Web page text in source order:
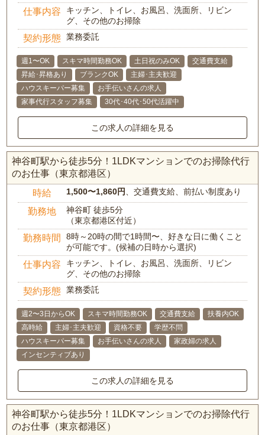
仕事内容
キッチン、トイレ、お風呂、洗面所、リビン
グ、その他のお掃除
契約形態 業務委託
週1〜OK スキマ時間勤務OK 土日祝のみOK
交通費支給
昇給･昇格あり
ブランクOK
主婦･主夫歓迎
ハウスキーパー募集
お手伝いさんの求人
家事代行スタッフ募集
30代･40代･50代活躍中
この求人の詳細を見る
神谷町駅から徒歩5分！1LDKマンションでのお掃除代行
のお仕事（東京都港区）
時給 1,500〜1,860円、交通費支給、前払い制度あり
勤務地
神谷町 徒歩5分
（東京都港区付近）
勤務時間
8時～20時の間で1時間〜、好きな日に働くこと
が可能です。(候補の日時から選択)
仕事内容
キッチン、トイレ、お風呂、洗面所、リビン
グ、その他のお掃除
契約形態 業務委託
週2〜3日からOK スキマ時間勤務OK 交通費支給
扶養内OK
高時給
主婦･主夫歓迎 資格不要
学歴不問
ハウスキーパー募集
お手伝いさんの求人
家政婦の求人
インセンティブあり
この求人の詳細を見る
神谷町駅から徒歩5分！1LDKマンションでのお掃除代行
のお仕事（東京都港区）